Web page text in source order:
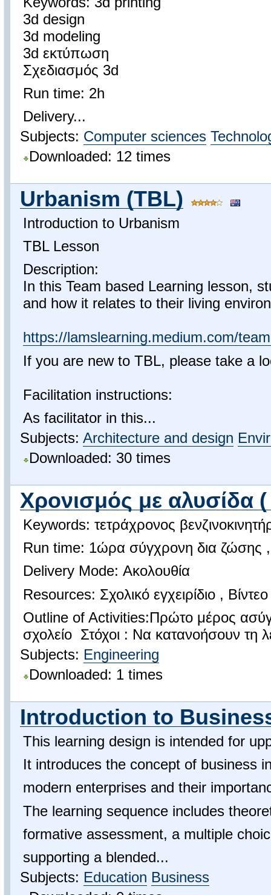
3d design
3d modeling
3d εκτύπωση
Σχεδιασμός 3d
Run time: 2h
Delivery...
Subjects: Computer sciences
Downloaded: 12 times
Urbanism (TBL)
Introduction to Urbanism
TBL Lesson
Description:
In this Team based Learning lesson,
and how it relates to their living
https://lamslearning.medium.com/
If you are new to TBL, please take a
Facilitation instructions:
As facilitator in this...
Subjects: Architecture and design
Downloaded: 30 times
Χρονισμός με αλυσίδα
Keywords: τετράχρονος
Run time: 1ώρα σύγχρονη δια ζώσης
Delivery Mode: Ακολουθία
Resources: Σχολικό εγχειρίδιο ,
Outline of Activities:Πρώτο μέρος
σχολείο Στόχοι : Να κατανοήσουν τη
Subjects: Engineering
Downloaded: 1 times
Introduction to
This learning design is intended for
It introduces the concept of business
modern enterprises and their
The learning sequence includes
formative assessment, a multiple
supporting a blended...
Subjects: Education Business